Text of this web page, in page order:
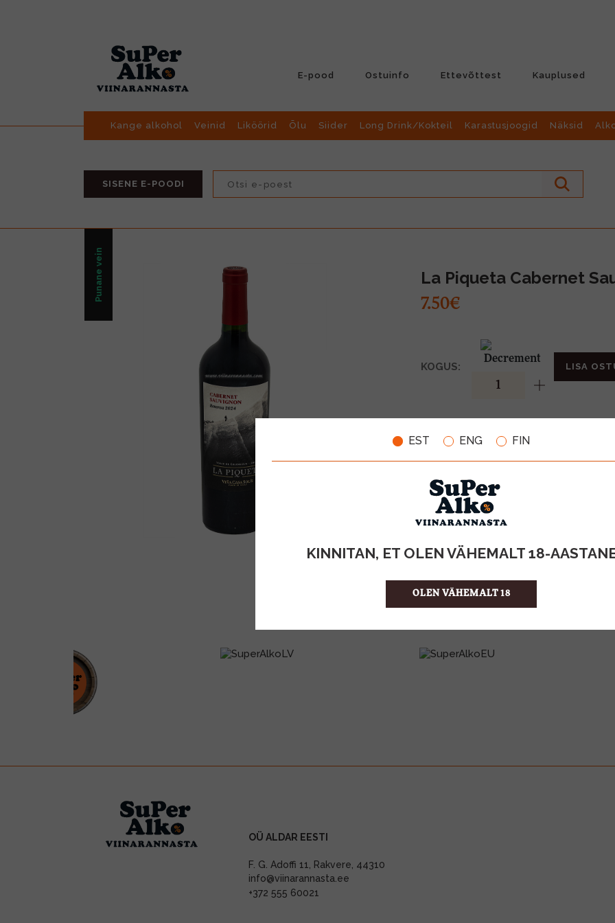
EST ENG FIN
KINNITAN, ET OLEN VÄHEMALT 18-
OLEN VÄHEMALT 18
E-pood Ostuinfo Ettevõttest Kauplused
Kange alkohol Veinid Liköörid Õlu Siider Long Drink/Kokteil Karastusjoogid Näksid
SISENE E-POODI
Punane vein La Piqueta Cabernet
7.50€
KOGUS: LISA
MAHT
PÄRITOLURIIK Tšiili
TOOTE LIIK
ÜHIKU HIND
KOOD
KOGUS KASTIS
OÜ ALDAR EESTI
F. G. Adoffi 11, Rakvere, 44310
info@viinarannasta.ee
+372 555 60021